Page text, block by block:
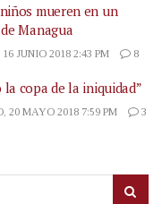
mueren en un
Managua
JUNIO 2018 2:43 PM 8
copa de la iniquidad”
20 MAYO 2018 7:59 PM 3